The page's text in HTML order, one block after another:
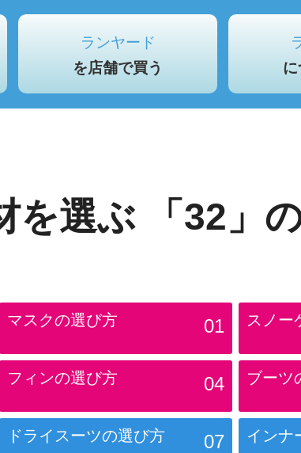
ランヤード
を店舗で買う
を選ぶ「32」
マスクの選び方 01 スノー
フィンの選び方 04 ブーツ
ドライスーツの選び方 07 インナ